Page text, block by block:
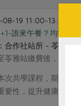
19 11:00-13:00
誰來午餐？均衡飲食
合作社站所 - 苓雅站
苓雅站繳費後，才算完
次共學課程，期望藉
要性，提升健康識能